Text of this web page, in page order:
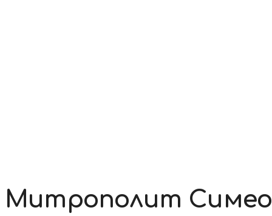
Митрополит Симеон